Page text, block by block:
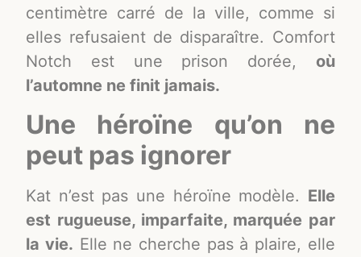
centimètre carré de la ville, comme si
elles refusaient de disparaître. Comfort
Notch est une prison dorée, où
l’automne ne finit jamais.
Une héroïne qu’on ne
peut pas ignorer
Kat n’est pas une héroïne modèle. Elle
est rugueuse, imparfaite, marquée par
la vie. Elle ne cherche pas à plaire, elle